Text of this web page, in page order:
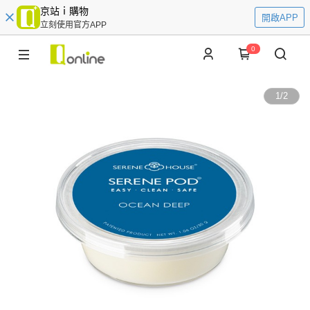
京站ｉ購物
立刻使用官方APP
開啟APP
0
1/2